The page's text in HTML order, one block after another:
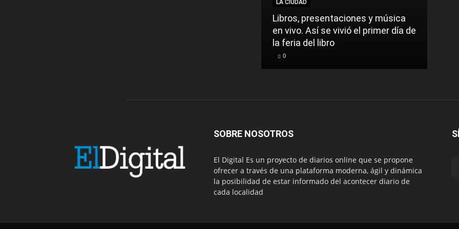
LA CIUDAD
Libros, presentaciones y música
en vivo. Así se vivió el primer día de
la feria del libro
0
SOBRE NOSOTROS
El Digital Es un proyecto de diarios online que se propone
ofrecer a través de una plataforma moderna, ágil y dinámica
la posibilidad de estar informado del acontecer diario de
cada localidad